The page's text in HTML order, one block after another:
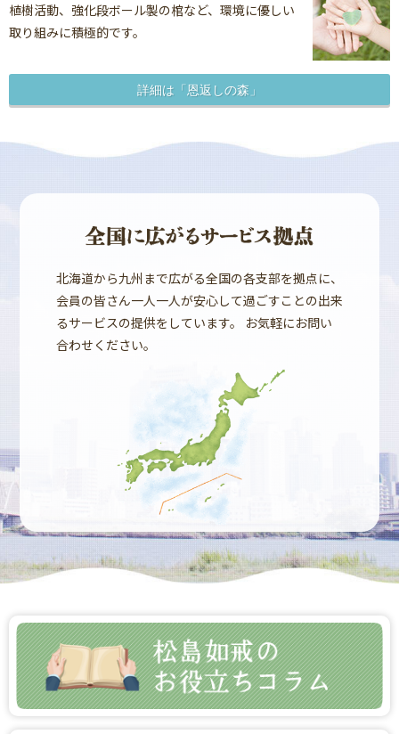
植樹活動、強化段ボール製の棺など、環境に優しい
取り組みに積極的です。
詳細は「恩返しの森」
北海道から九州まで広がる全国の各支部を拠点に、
会員の皆さん一人一人が安心して過ごすことの出来
るサービスの提供をしています。 お気軽にお問い
合わせください。